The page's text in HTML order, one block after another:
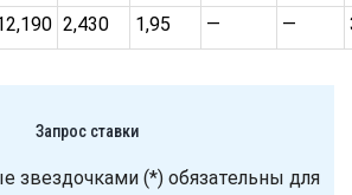
2,430 1,95 — —
Запрос ставки
звездочками (*) обязательны для